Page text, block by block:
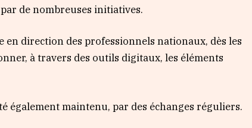
de nombreuses initiatives.
direction des professionnels nationaux, dès les
à travers des outils digitaux, les éléments
également maintenu, par des échanges réguliers.